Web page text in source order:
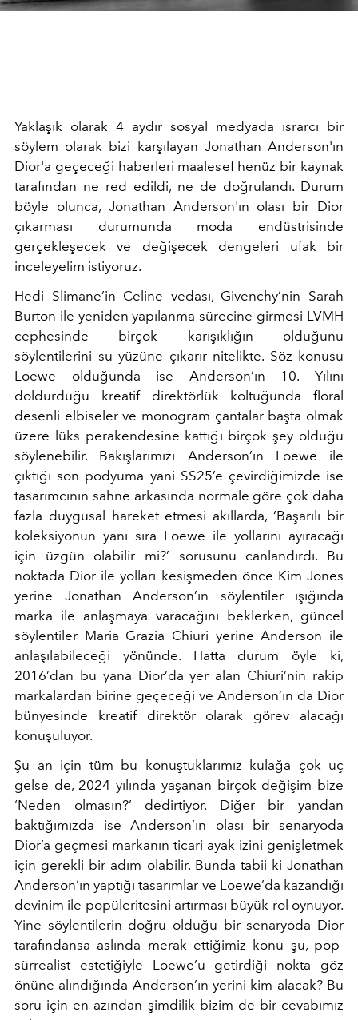
Yaklaşık olarak 4 aydır sosyal medyada ısrarcı bir
söylem olarak bizi karşılayan Jonathan Anderson'ın
Dior'a geçeceği haberleri maalesef henüz bir kaynak
tarafından ne red edildi, ne de doğrulandı. Durum
böyle olunca, Jonathan Anderson'ın olası bir Dior
çıkarması durumunda moda endüstrisinde
gerçekleşecek ve değişecek dengeleri ufak bir
inceleyelim istiyoruz.
Hedi Slimane’in Celine vedası, Givenchy’nin Sarah
Burton ile yeniden yapılanma sürecine girmesi LVMH
cephesinde birçok karışıklığın olduğunu
söylentilerini su yüzüne çıkarır nitelikte. Söz konusu
Loewe olduğunda ise Anderson’ın 10. Yılını
doldurduğu kreatif direktörlük koltuğunda floral
desenli elbiseler ve monogram çantalar başta olmak
üzere lüks perakendesine kattığı birçok şey olduğu
söylenebilir. Bakışlarımızı Anderson’ın Loewe ile
çıktığı son podyuma yani SS25’e çevirdiğimizde ise
tasarımcının sahne arkasında normale göre çok daha
fazla duygusal hareket etmesi akıllarda, ‘Başarılı bir
koleksiyonun yanı sıra Loewe ile yollarını ayıracağı
için üzgün olabilir mi?’ sorusunu canlandırdı. Bu
noktada Dior ile yolları kesişmeden önce Kim Jones
yerine Jonathan Anderson’ın söylentiler ışığında
marka ile anlaşmaya varacağını beklerken, güncel
söylentiler Maria Grazia Chiuri yerine Anderson ile
anlaşılabileceği yönünde. Hatta durum öyle ki,
2016’dan bu yana Dior’da yer alan Chiuri’nin rakip
markalardan birine geçeceği ve Anderson’ın da Dior
bünyesinde kreatif direktör olarak görev alacağı
konuşuluyor.
Şu an için tüm bu konuştuklarımız kulağa çok uç
gelse de, 2024 yılında yaşanan birçok değişim bize
‘Neden olmasın?’ dedirtiyor. Diğer bir yandan
baktığımızda ise Anderson’ın olası bir senaryoda
Dior’a geçmesi markanın ticari ayak izini genişletmek
için gerekli bir adım olabilir. Bunda tabii ki Jonathan
Anderson’ın yaptığı tasarımlar ve Loewe’da kazandığı
devinim ile popüleritesini artırması büyük rol oynuyor.
Yine söylentilerin doğru olduğu bir senaryoda Dior
tarafındansa aslında merak ettiğimiz konu şu, pop-
sürrealist estetiğiyle Loewe’u getirdiği nokta göz
önüne alındığında Anderson’ın yerini kim alacak? Bu
soru için en azından şimdilik bizim de bir cevabımız